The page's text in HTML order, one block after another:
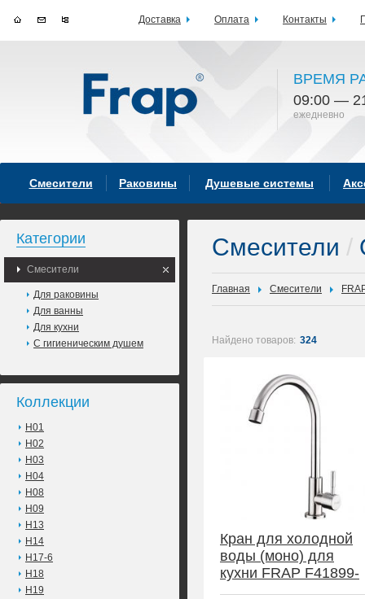
ВРЕМЯ
09:00 —
ежедневно
Смесители Раковины Душевые системы
Категории
Смесители
Для раковины
Для ванны
Для кухни
С гигиеническим душем
Коллекции
H01
H02
H03
H04
H08
H09
H13
H14
H17-6
H18
H19
Смесители /
Главная Смесители
Найдено товаров: 324
Кран для холодной
воды (моно) для
кухни FRAP F41899-
6
Доставка Оплата Контакты